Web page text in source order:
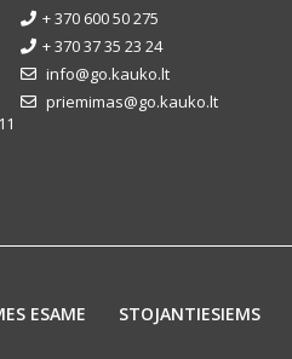
+ 370 600 50 275
+ 370 37 35 23 24
info@go.kauko.lt
priemimas@go.kauko.lt
ESAME STOJANTIESIEMS